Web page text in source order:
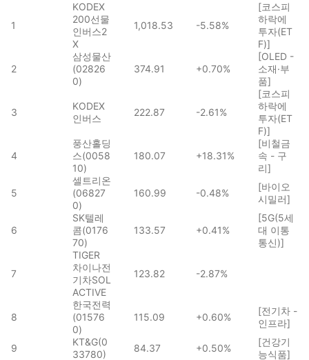
1
KODEX
200선물
인버스2
X
1,018.53 -5.58%
[코스피
하락에
투자(ET
F)]
2
삼성물산
(02826
0)
374.91 +0.70%
[OLED -
소재·부
품]
3
KODEX
인버스
222.87 -2.61%
[코스피
하락에
투자(ET
F)]
4
풍산홀딩
스(0058
10)
180.07 +18.31%
[비철금
속 - 구
리]
5
셀트리온
(06827
0)
160.99 -0.48%
[바이오
시밀러]
6
SK텔레
콤(0176
70)
133.57 +0.41%
[5G(5세
대 이통
통신)]
7
TIGER
차이나전
기차SOL
ACTIVE
123.82 -2.87%
8
한국전력
(01576
0)
115.09 +0.60%
[전기차 -
인프라]
9
KT&G(0
33780)
84.37 +0.50%
[건강기
능식품]